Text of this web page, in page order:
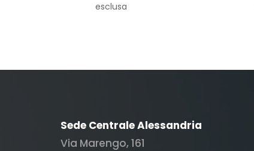
esclusa
Sede Centrale Alessandria
Via Marengo, 161